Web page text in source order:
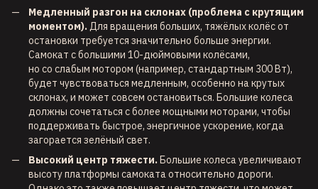
Медленный разгон на склонах (проблема с крутящим
моментом). Для вращения больших, тяжёлых колёс от
остановки требуется значительно больше энергии.
Самокат с большими 10-дюймовыми колёсами,
но со слабым мотором (например, стандартным 300 Вт),
будет чувствоваться медленным, особенно на крутых
склонах, и может совсем остановиться. Большие колеса
должны сочетаться с более мощными моторами, чтобы
поддерживать быстрое, энергичное ускорение, когда
загорается зелёный свет.
Высокий центр тяжести.Большие колеса увеличивают
высоту платформы самоката относительно дороги.